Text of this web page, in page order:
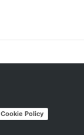
Cookie Policy